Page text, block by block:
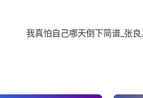
我真怕自己哪天倒下简谱_张